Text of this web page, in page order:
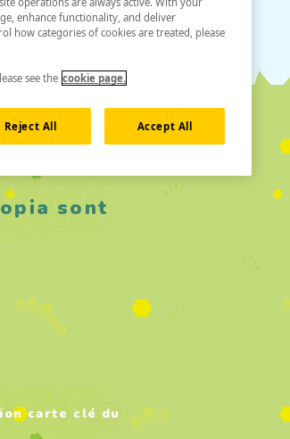
sont
carte clé du
enhance functionality, and deliver
how categories of cookies are treated, please
see the cookie page.
Reject All Accept All